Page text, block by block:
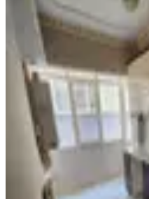
MANZARALI
Etlik Şehir
Katta 3+1
Keçiören,
33.000 ₺
POYRAZ EMLAKPoyraz emlak